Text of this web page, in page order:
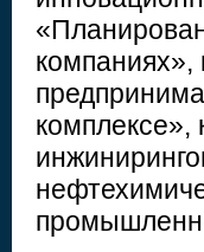
компаниях»,
комплексе»,